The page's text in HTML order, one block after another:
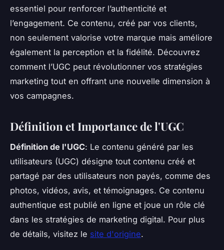
essentiel pour renforcer l’authenticité et
l’engagement. Ce contenu, créé par vos clients,
non seulement valorise votre marque mais améliore
également la perception et la fidélité. Découvrez
comment l’UGC peut révolutionner vos stratégies
marketing tout en offrant une nouvelle dimension à
vos campagnes.
Définition et Importance de l'UGC
Définition de l'UGC: Le contenu généré par les
utilisateurs (UGC) désigne tout contenu créé et
partagé par des utilisateurs non payés, comme des
photos, vidéos, avis, et témoignages. Ce contenu
authentique est publié en ligne et joue un rôle clé
dans les stratégies de marketing digital. Pour plus
de détails, visitez le site d'origine.